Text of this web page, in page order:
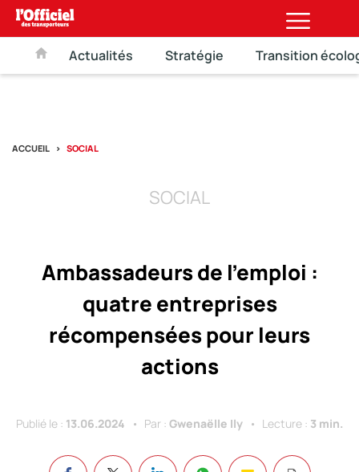
Actualités Stratégie Transition
ACCUEIL SOCIAL
SOCIAL
Ambassadeurs de l’emploi :
quatre entreprises
récompensées pour leurs
actions
Publié le : 13.06.2024 Par : Gwenaëlle Ily Lecture : 3 min.